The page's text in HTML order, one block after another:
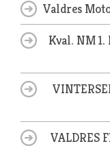
Valdres
Kval. NM
VALDRES